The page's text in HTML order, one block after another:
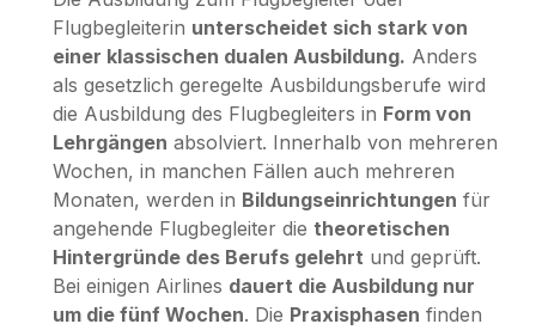
Flugbegleiterin unterscheidet sich stark von
einer klassischen dualen Ausbildung. Anders
als gesetzlich geregelte Ausbildungsberufe wird
die Ausbildung des Flugbegleiters in Form von
Lehrgängen absolviert. Innerhalb von mehreren
Wochen, in manchen Fällen auch mehreren
Monaten, werden in Bildungseinrichtungen für
angehende Flugbegleiter die theoretischen
Hintergründe des Berufs gelehrt und geprüft.
Bei einigen Airlines dauert die Ausbildung nur
um die fünf Wochen. Die Praxisphasen finden